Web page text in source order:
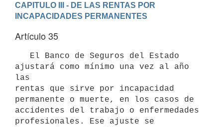
CAPITULO III - DE LAS RENTAS POR
INCAPACIDADES PERMANENTES
Artículo 35
ajustará como mínimo una vez al año
las
rentas que sirve por incapacidad
permanente o muerte, en los casos de
accidentes del trabajo o enfermedades
profesionales. Ese ajuste se